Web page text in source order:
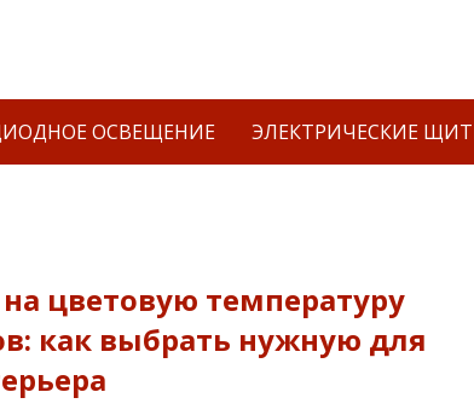
ОСВЕЩЕНИЕ ЭЛЕКТРИЧЕСКИЕ
цветовую температуру
как выбрать нужную для